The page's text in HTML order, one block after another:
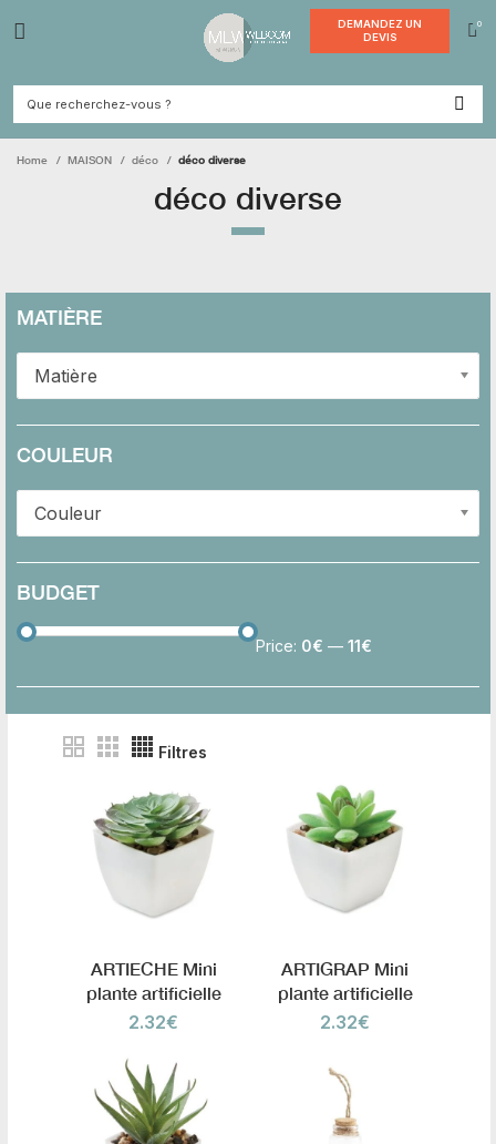
Home MAISON déco déco diverse
déco diverse
MATIÈRE
Matière
COULEUR
Couleur
BUDGET
Price: 0€ — 11€
Filtres
ARTIECHE Mini
plante artificielle
2.32€
ARTIGRAP Mini
plante artificielle
2.32€